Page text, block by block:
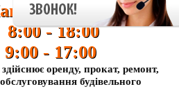
37
- 18:00
- 17:00
оренду, прокат, ремонт,
будівельного